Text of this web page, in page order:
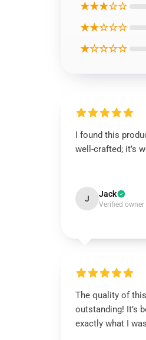
★★★☆☆
★★☆☆☆
★☆☆☆☆
I found this
well-crafted; it’s
J Jack
Verified owner
The quality of
outstanding! It’s
exactly what I